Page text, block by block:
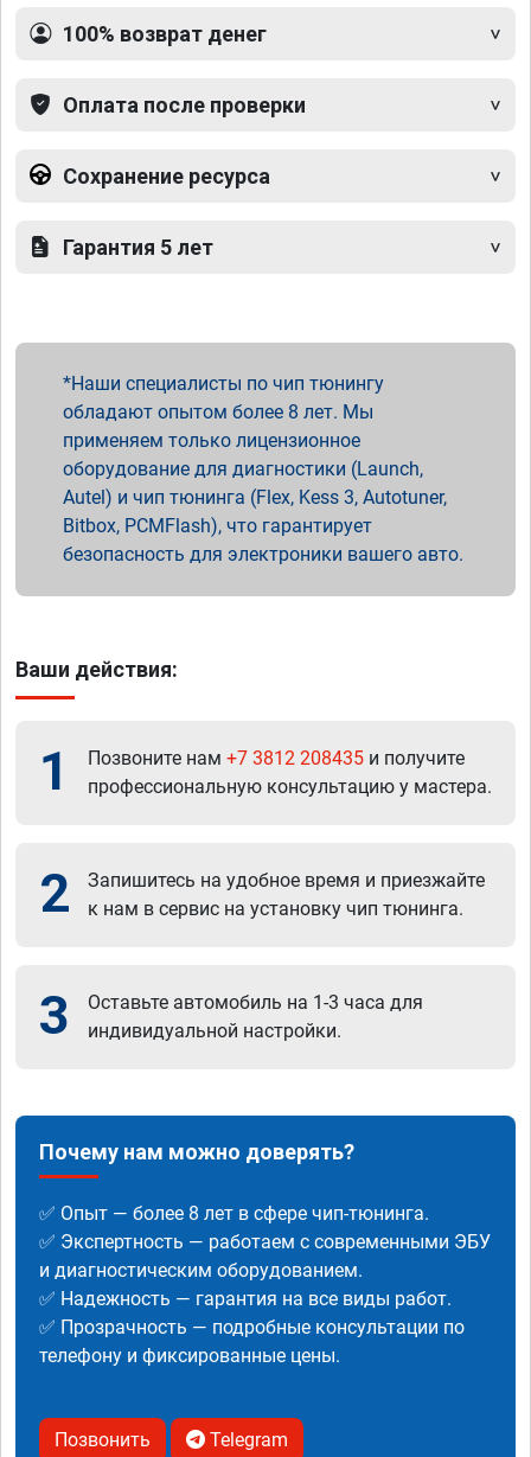
100% возврат денег
Оплата после проверки
Сохранение ресурса
Гарантия 5 лет
Наши специалисты по чип тюнингу
обладают опытом более 8 лет. Мы
применяем только лицензионное
оборудование для диагностики (Launch,
Autel) и чип тюнинга (Flex, Kess 3, Autotuner,
Bitbox, PCMFlash), что гарантирует
безопасность для электроники вашего авто.
Ваши действия:
1 Позвоните нам +7 3812 208435 и получите
профессиональную консультацию у мастера.
2
Запишитесь на удобное время и приезжайте
к нам в сервис на установку чип тюнинга.
3
Оставьте автомобиль на 1-3 часа для
индивидуальной настройки.
Почему нам можно доверять?
✅ Опыт — более 8 лет в сфере чип-тюнинга.
✅ Экспертность — работаем с современными ЭБУ
и диагностическим оборудованием.
✅ Надежность — гарантия на все виды работ.
✅ Прозрачность — подробные консультации по
телефону и фиксированные цены.
Позвонить Telegram